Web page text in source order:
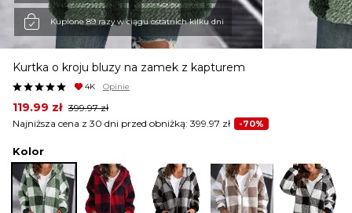
SPÓDNICE
KOMBINEZONY
DRESY
Kupione 89 razy w ciągu ostatnich kilku dni
Kurtka o kroju bluzy na zamek z kapturem
4K Opinie
399.97zł
Original
price
was:
119.99 zł
Current
price
is:
Najniższa cena z 30 dni przed obniżką: 399.97 zł -70%
Kolor